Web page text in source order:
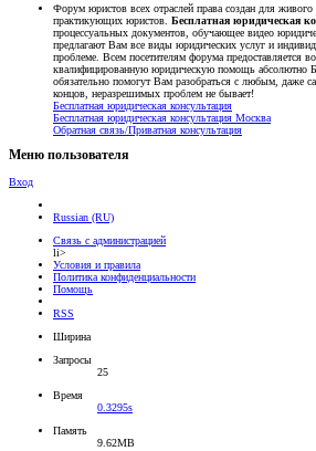
Форум юристов всех отраслей права создан для
практикующих юристов. Бесплатная юридическая
процессуальных документов, обучающее видео
предлагают Вам все виды юридических услуг и
проблеме. Всем посетителям форума предоставляется
квалифицированную юридическую помощь
обязательно помогут Вам разобраться с любым, даже
концов, неразрешимых проблем не бывает!
Бесплатная юридическая консультация
Бесплатная юридическая консультация Москва
Обратная связь/Приватная консультация
Меню пользователя
Вход
Russian (RU)
Связь с администрацией
li>
Условия и правила
Политика конфиденциальности
Помощь
RSS
Ширина
Запросы
25
Время
0.3295s
Память
9.62MB